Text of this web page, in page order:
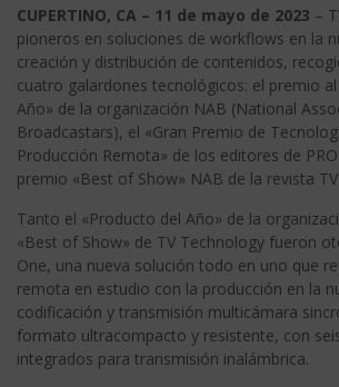
CUPERTINO, CA – 11 de mayo de 2023 –
pioneros en soluciones de workflows en la
creación y distribución de contenidos,
cuatro galardones tecnológicos: el premio
Año» de la organización NAB (National
Broadcastars), el «Gran Premio de
Producción Remota» de los editores de
premio «Best of Show» NAB de la revista
Tanto el «Producto del Año» de la
«Best of Show» de TV Technology fueron
One, una nueva solución todo en uno que
remota en estudio con la producción en la
codificación y transmisión multicámara
formato ultracompacto y resistente, con
integrados para transmisión inalámbrica.